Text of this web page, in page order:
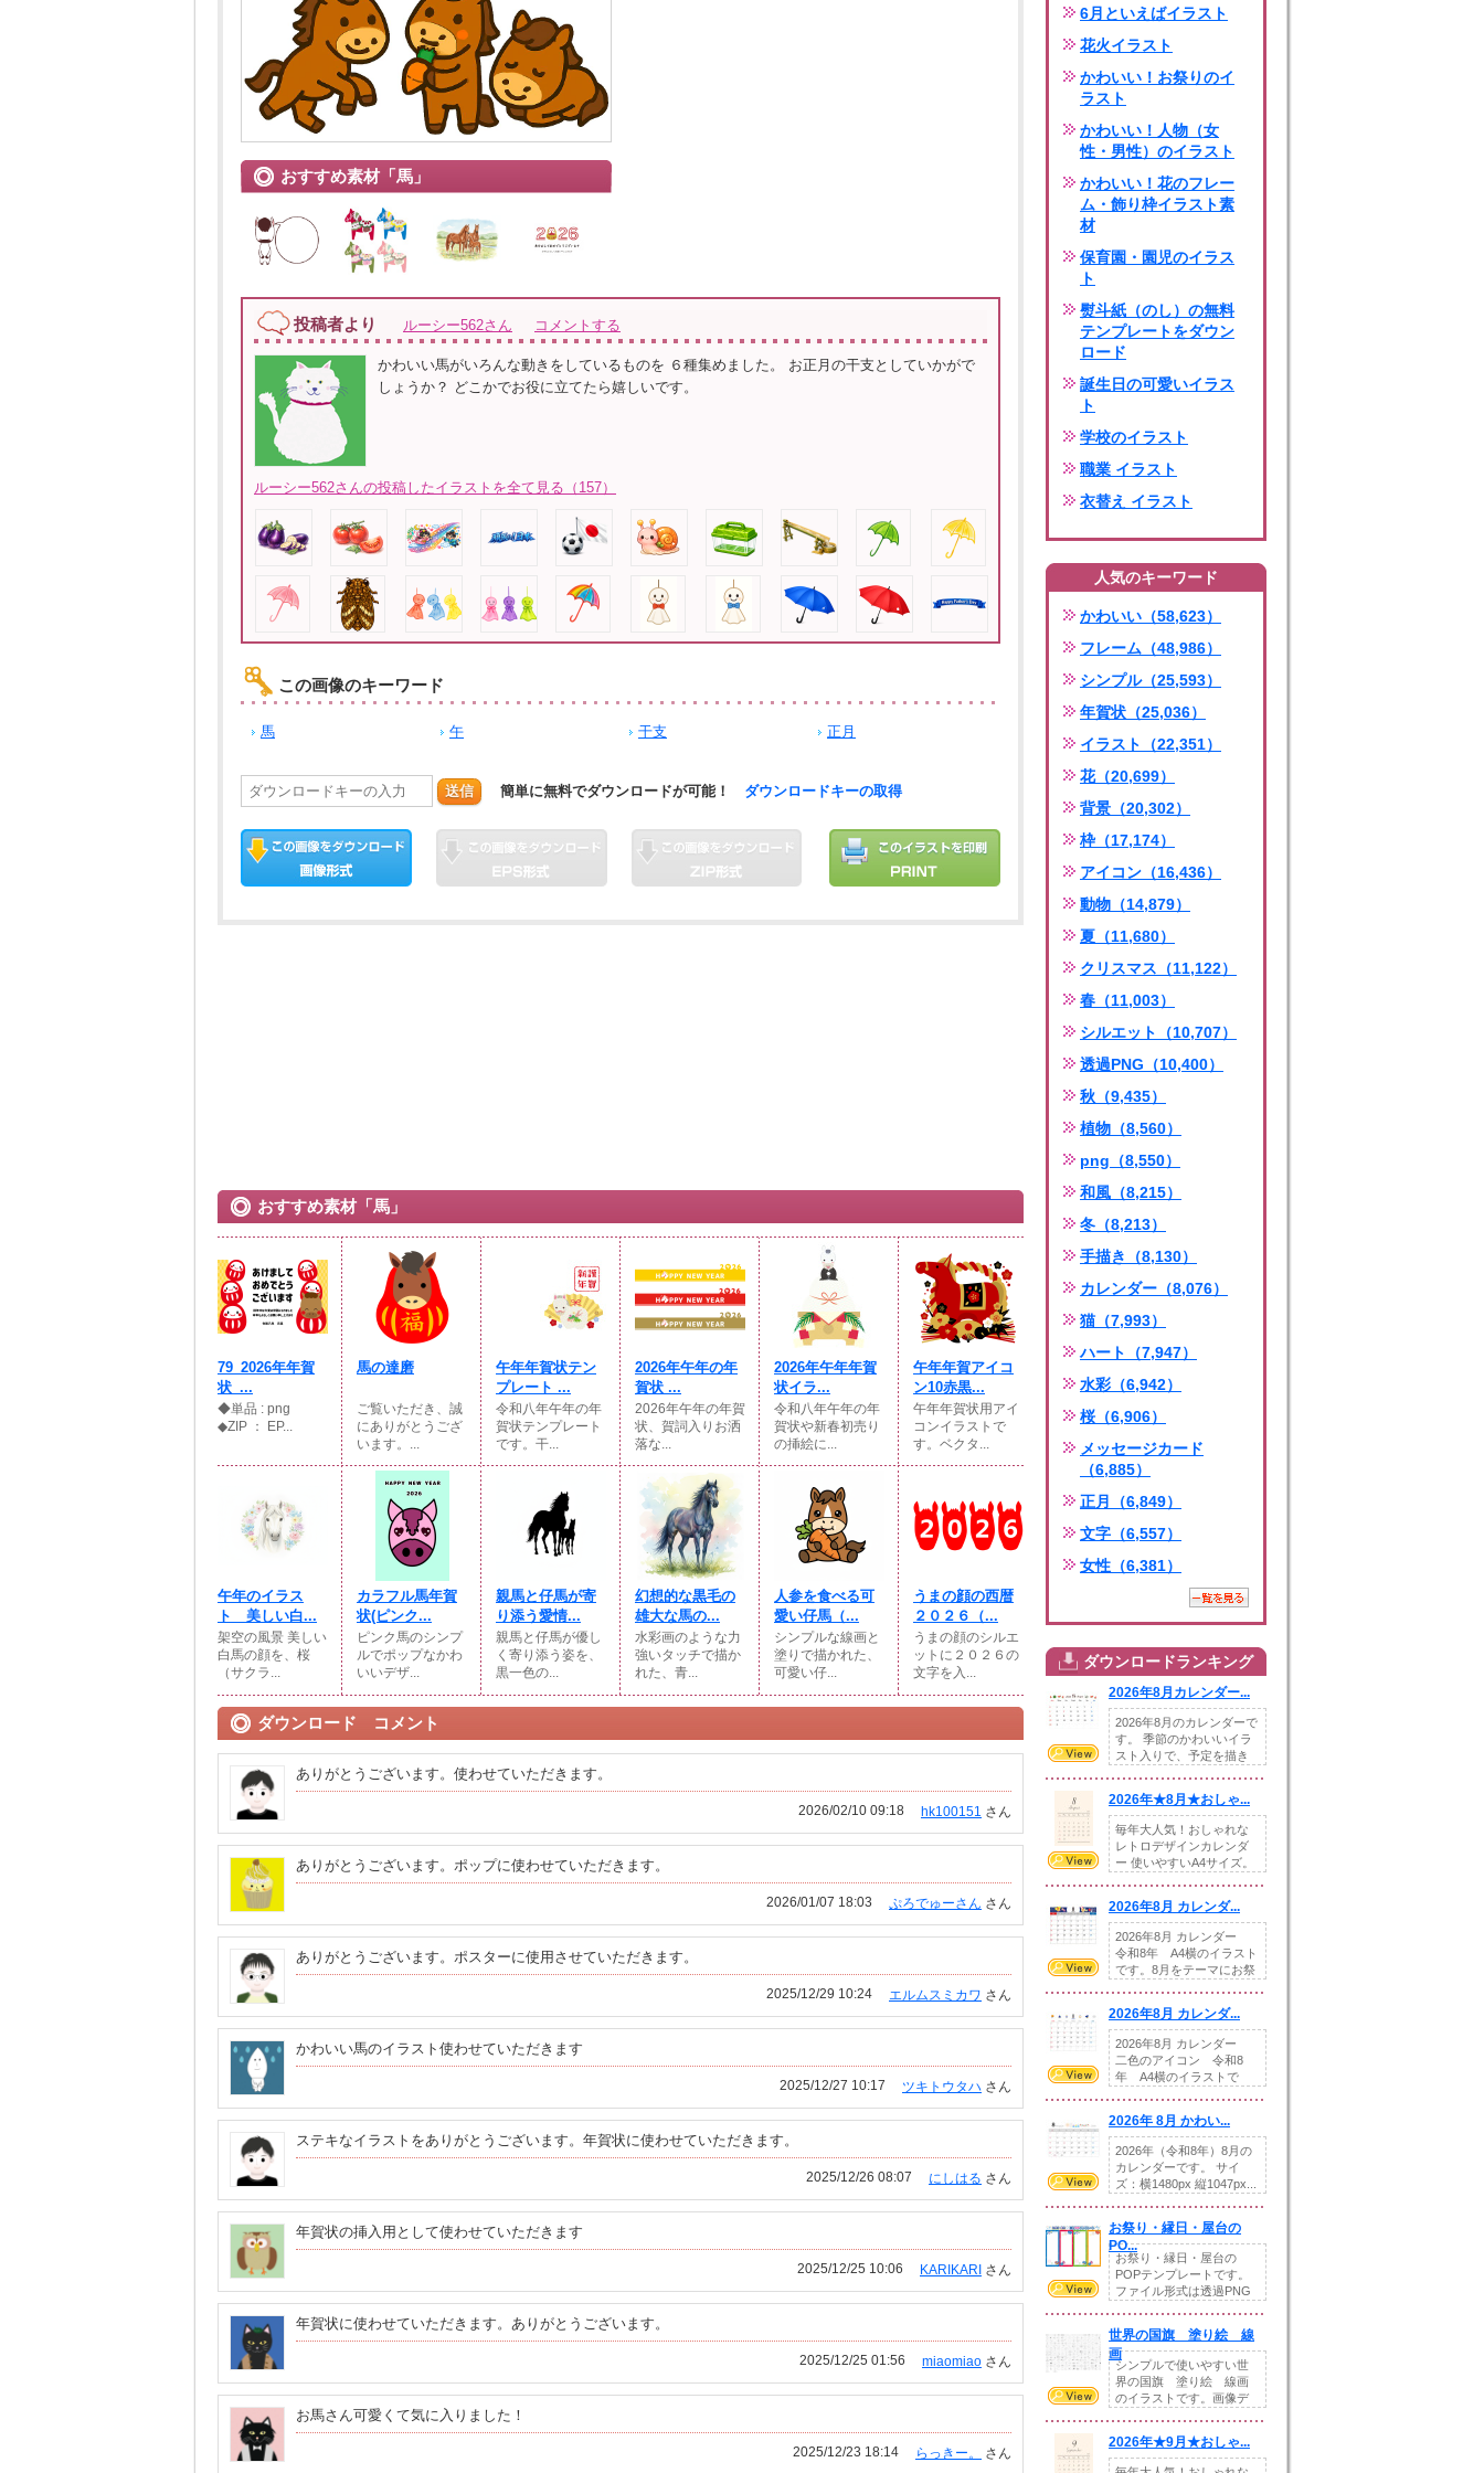
おすすめ素材「馬」
投稿者より ルーシー562さん コメントする
かわいい馬がいろんな動きをしているものを ６種集めました。 お正月の干支としていかがで
しょうか？ どこかでお役に立てたら嬉しいです。
ルーシー562さんの投稿したイラストを全て見る（157）
この画像のキーワード
馬 午 干支 正月
送信 簡単に無料でダウンロードが可能！ ダウンロードキーの取得
おすすめ素材「馬」
79_2026年年賀
状_...
◆単品 : png
◆ZIP ： EP...
馬の達磨
ご覧いただき、誠
にありがとうござ
います。...
午年年賀状テン
プレート ...
令和八年午年の年
賀状テンプレート
です。干...
2026年午年の年
賀状 ...
2026年午年の年賀
状、賀詞入りお洒
落な...
2026年午年年賀
状イラ...
令和八年午年の年
賀状や新春初売り
の挿絵に...
午年年賀アイコ
ン10赤黒...
午年年賀状用アイ
コンイラストで
す。ベクタ...
午年のイラス
ト 美しい白...
架空の風景 美しい
白馬の顔を、桜
（サクラ...
カラフル馬年賀
状(ピンク...
ピンク馬のシンプ
ルでポップなかわ
いいデザ...
親馬と仔馬が寄
り添う愛情...
親馬と仔馬が優し
く寄り添う姿を、
黒一色の...
幻想的な黒毛の
雄大な馬の...
水彩画のような力
強いタッチで描か
れた、青...
人参を食べる可
愛い仔馬（...
シンプルな線画と
塗りで描かれた、
可愛い仔...
うまの顔の西暦
２０２６（...
うまの顔のシルエ
ットに２０２６の
文字を入...
ダウンロード コメント
ありがとうございます。使わせていただきます。
hk100151 さん
2026/02/10 09:18
ありがとうございます。ポップに使わせていただきます。
ぷろでゅーさん さん
2026/01/07 18:03
ありがとうございます。ポスターに使用させていただきます。
エルムスミカワ さん
2025/12/29 10:24
かわいい馬のイラスト使わせていただきます
ツキトウタハ さん
2025/12/27 10:17
ステキなイラストをありがとうございます。年賀状に使わせていただきます。
にしはる さん
2025/12/26 08:07
年賀状の挿入用として使わせていただきます
KARIKARI さん
2025/12/25 10:06
年賀状に使わせていただきます。ありがとうございます。
miaomiao さん
2025/12/25 01:56
お馬さん可愛くて気に入りました！
らっきー。 さん
2025/12/23 18:14
6月といえばイラスト
花火イラスト
かわいい！お祭りのイ
ラスト
かわいい！人物（女
性・男性）のイラスト
かわいい！花のフレー
ム・飾り枠イラスト素
材
保育園・園児のイラス
ト
熨斗紙（のし）の無料
テンプレートをダウン
ロード
誕生日の可愛いイラス
ト
学校のイラスト
職業 イラスト
衣替え イラスト
人気のキーワード
かわいい（58,623）
フレーム（48,986）
シンプル（25,593）
年賀状（25,036）
イラスト（22,351）
花（20,699）
背景（20,302）
枠（17,174）
アイコン（16,436）
動物（14,879）
夏（11,680）
クリスマス（11,122）
春（11,003）
シルエット（10,707）
透過PNG（10,400）
秋（9,435）
植物（8,560）
png（8,550）
和風（8,215）
冬（8,213）
手描き（8,130）
カレンダー（8,076）
猫（7,993）
ハート（7,947）
水彩（6,942）
桜（6,906）
メッセージカード
（6,885）
正月（6,849）
文字（6,557）
女性（6,381）
ダウンロードランキング
2026年8月カレンダー...
2026年8月のカレンダーで
す。 季節のかわいいイラ
スト入りで、予定を描き
2026年★8月★おしゃ...
毎年大人気！おしゃれな
レトロデザインカレンダ
ー 使いやすいA4サイズ。
2026年8月 カレンダ...
2026年8月 カレンダー
令和8年 A4横のイラスト
です。8月をテーマにお祭
2026年8月 カレンダ...
2026年8月 カレンダー
二色のアイコン 令和8
年 A4横のイラストで
2026年 8月 かわい...
2026年（令和8年）8月の
カレンダーです。 サイ
ズ：横1480px 縦1047px...
お祭り・縁日・屋台の
PO...
お祭り・縁日・屋台の
POPテンプレートです。
ファイル形式は透過PNG
世界の国旗 塗り絵 線
画
シンプルで使いやすい世
界の国旗 塗り絵 線画
のイラストです。画像デ
2026年★9月★おしゃ...